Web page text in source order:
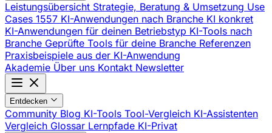
Leistungsübersicht Strategie, Beratung & Umsetzung Use
Cases 1557 KI-Anwendungen nach Branche KI konkret
KI-Anwendungen für deinen Betriebstyp KI-Tools nach
Branche Geprüfte Tools für deine Branche Referenzen
Praxisbeispiele aus der KI-Anwendung
Akademie Über uns Kontakt Newsletter
Entdecken
Community Blog KI-Tools Tool-Vergleich KI-Assistenten
Vergleich Glossar Lernpfade KI-Privat